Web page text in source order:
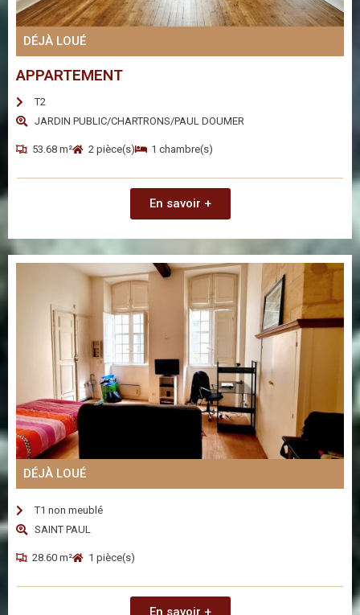
DÉJÀ LOUÉ
APPARTEMENT
T2
JARDIN PUBLIC/CHARTRONS/PAUL DOUMER
53.68 m² 2 pièce(s) 1 chambre(s)
En savoir +
DÉJÀ LOUÉ
T1 non meublé
SAINT PAUL
28.60 m² 1 pièce(s)